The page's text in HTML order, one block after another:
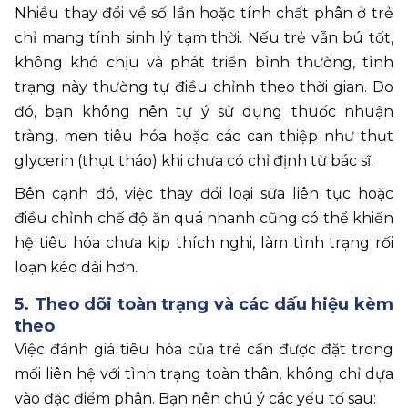
Nhiều thay đổi về số lần hoặc tính chất phân ở trẻ
chỉ mang tính sinh lý tạm thời. Nếu trẻ vẫn bú tốt,
không khó chịu và phát triển bình thường, tình
trạng này thường tự điều chỉnh theo thời gian. Do
đó, bạn không nên tự ý sử dụng thuốc nhuận
tràng, men tiêu hóa hoặc các can thiệp như thụt
glycerin (thụt tháo) khi chưa có chỉ định từ bác sĩ.
Bên cạnh đó, việc thay đổi loại sữa liên tục hoặc
điều chỉnh chế độ ăn quá nhanh cũng có thể khiến
hệ tiêu hóa chưa kịp thích nghi, làm tình trạng rối
loạn kéo dài hơn.
5. Theo dõi toàn trạng và các dấu hiệu kèm
theo
Việc đánh giá tiêu hóa của trẻ cần được đặt trong
mối liên hệ với tình trạng toàn thân, không chỉ dựa
vào đặc điểm phân. Bạn nên chú ý các yếu tố sau: